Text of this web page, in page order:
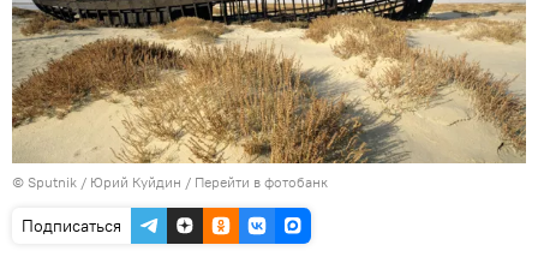
© Sputnik / Юрий Куйдин / Перейти в фотобанк
Подписаться